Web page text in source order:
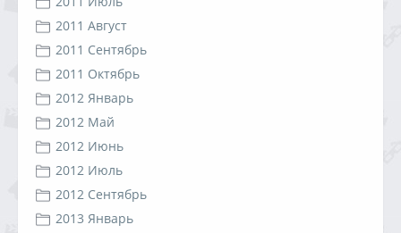
2011 Август
2011 Сентябрь
2011 Октябрь
2012 Январь
2012 Май
2012 Июнь
2012 Июль
2012 Сентябрь
2013 Январь